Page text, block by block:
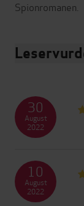
30
August
2022
10
August
2022